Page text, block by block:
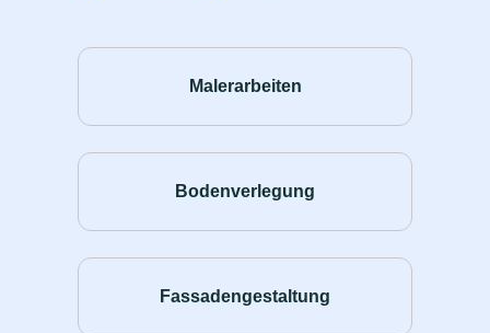
Malerarbeiten
Bodenverlegung
Fassadengestaltung